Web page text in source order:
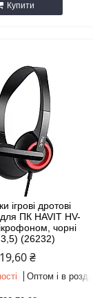
Купити
ігрові дротові
для ПК HAVIT HV-
чорні
(26232)
₴
Оптом і в